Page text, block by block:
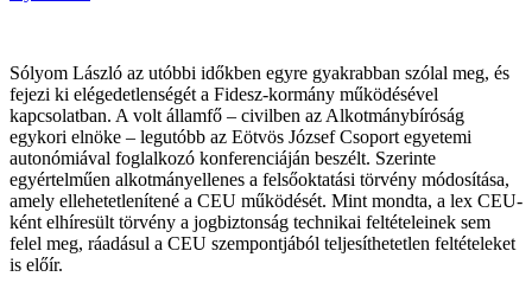
Sólyom László az utóbbi időkben egyre gyakrabban szólal meg, és
fejezi ki elégedetlenségét a Fidesz-kormány működésével
kapcsolatban. A volt államfő – civilben az Alkotmánybíróság
egykori elnöke – legutóbb az Eötvös József Csoport egyetemi
autonómiával foglalkozó konferenciáján beszélt. Szerinte
egyértelműen alkotmányellenes a felsőoktatási törvény módosítása,
amely ellehetetlenítené a CEU működését. Mint mondta, a lex CEU-
ként elhíresült törvény a jogbiztonság technikai feltételeinek sem
felel meg, ráadásul a CEU szempontjából teljesíthetetlen feltételeket
is előír.